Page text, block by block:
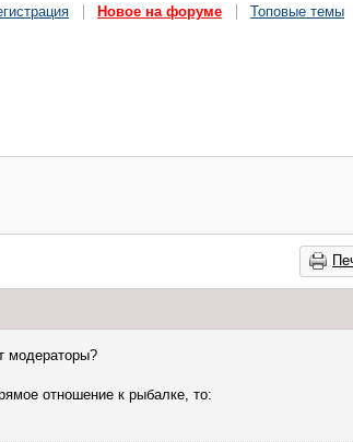
Новое на форуме Топовые темы
модераторы?
отношение к рыбалке, то: